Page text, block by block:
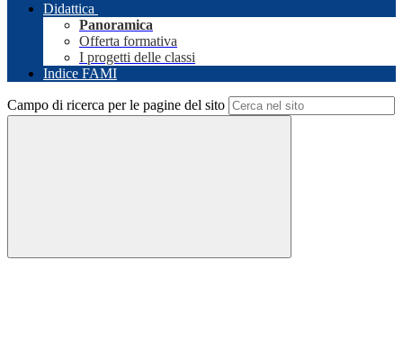
Didattica
Panoramica
Offerta formativa
I progetti delle classi
Indice FAMI
Campo di ricerca per le pagine del sito